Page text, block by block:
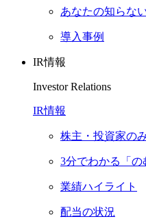
あなたの知らな
導入事例
IR情報
Investor Relations
IR情報
株主・投資家の
3分でわかる「の
業績ハイライト
配当の状況